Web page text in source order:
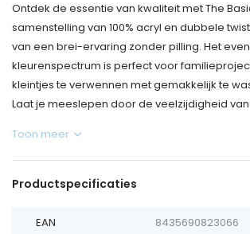
Ontdek de essentie van kwaliteit met The
samenstelling van 100% acryl en dubbele
van een brei-ervaring zonder pilling. Het
kleurenspectrum is perfect voor
kleintjes te verwennen met gemakkelijk te
Laat je meeslepen door de veelzijdigheid van
Toon meer
Productspecificaties
EAN 8435690823066